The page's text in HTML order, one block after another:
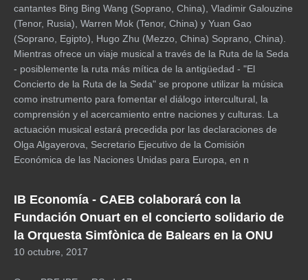
cantantes Bing Bing Wang (Soprano, China), Vladimir Galouzine
(Tenor, Rusia), Warren Mok (Tenor, China) y Yuan Gao
(Soprano, Egipto), Hugo Zhu (Mezzo, China) Soprano, China).
Mientras ofrece un viaje musical a través de la Ruta de la Seda
- posiblemente la ruta más mítica de la antigüedad - "El
Concierto de la Ruta de la Seda" se propone utilizar la música
como instrumento para fomentar el diálogo intercultural, la
comprensión y el acercamiento entre naciones y culturas. La
actuación musical estará precedida por las declaraciones de
Olga Algayerova, Secretario Ejecutivo de la Comisión
Económica de las Naciones Unidas para Europa, en n
IB Economía - CAEB colaborará con la
Fundación Onuart en el concierto solidario de
la Orquesta Simfònica de Balears en la ONU
10 octubre, 2017